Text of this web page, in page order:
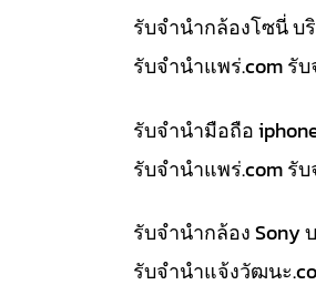
รับจำนำกล้องโซนี่ บ
รับจํานําแพร่.com รั
รับจำนำมือถือ
รับจํานําแพร่.com รั
รับจำนำกล้อง Sony
รับจํานําแจ้งวัฒนะ